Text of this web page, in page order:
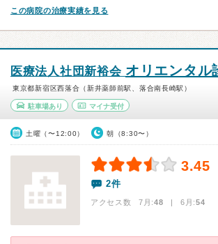
この病院の治療実績を見る
医療法人社団新裕会 オリエンタル
東京都新宿区西落合（新井薬師前駅、落合南長崎駅）
駐車場あり マイナ受付
土曜（〜12:00） 朝（8:30〜）
3.45
2件
アクセス数 7月:48 | 6月:54